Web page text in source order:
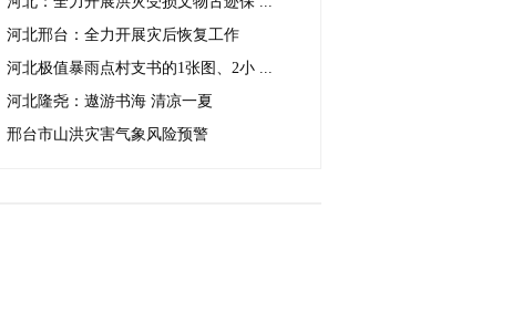
河北邢台：全力开展灾后恢复工作
河北极值暴雨点村支书的1张图、2小 ...
河北隆尧：遨游书海 清凉一夏
邢台市山洪灾害气象风险预警